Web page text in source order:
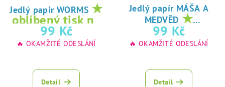
Jedlý papír WORMS ★
oblíbený tisk na
jedlý papír
99 Kč
🔥 OKAMŽITÉ ODESLÁNÍ
Detail
Jedlý papír MÁŠA A
MEDVĚD ★
oblíbený tisk na
jedlý papír
99 Kč
🔥 OKAMŽITÉ ODESLÁNÍ
Detail